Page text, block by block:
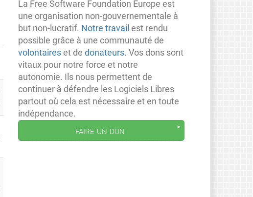
La Free Software Foundation Europe est
une organisation non-gouvernementale à
but non-lucratif. Notre travail est rendu
possible grâce à une communauté de
volontaires et dedonateurs. Vos dons sont
vitaux pour notre force et notre
autonomie. Ils nous permettent de
continuer à défendre les Logiciels Libres
partout où cela est nécessaire et en toute
indépendance.
faire un don